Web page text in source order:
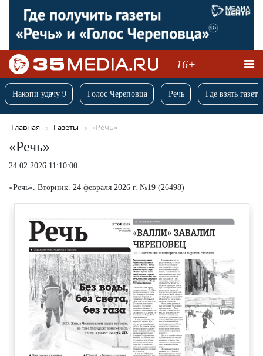
16+
Накопи удачу 9 Голос Череповца Речь Где взять
Главная Газеты «Речь»
«Речь»
24.02.2026 11:10:00
«Речь». Вторник. 24 февраля 2026 г. №19 (26498)